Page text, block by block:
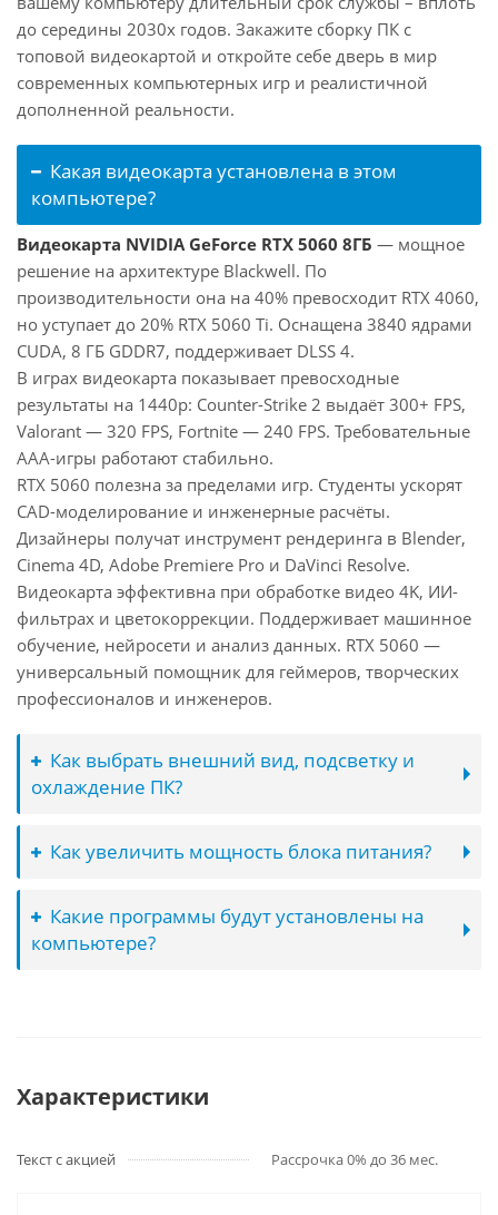
до середины 2030х годов. Закажите сборку ПК с
топовой видеокартой и откройте себе дверь в мир
современных компьютерных игр и реалистичной
дополненной реальности.
Какая видеокарта установлена в этом
компьютере?
Видеокарта NVIDIA GeForce RTX 5060 8ГБ — мощное
решение на архитектуре Blackwell. По
производительности она на 40% превосходит RTX 4060,
но уступает до 20% RTX 5060 Ti. Оснащена 3840 ядрами
CUDA, 8 ГБ GDDR7, поддерживает DLSS 4.
В играх видеокарта показывает превосходные
результаты на 1440p: Counter-Strike 2 выдаёт 300+ FPS,
Valorant — 320 FPS, Fortnite — 240 FPS. Требовательные
AAA-игры работают стабильно.
RTX 5060 полезна за пределами игр. Студенты ускорят
CAD-моделирование и инженерные расчёты.
Дизайнеры получат инструмент рендеринга в Blender,
Cinema 4D, Adobe Premiere Pro и DaVinci Resolve.
Видеокарта эффективна при обработке видео 4K, ИИ-
фильтрах и цветокоррекции. Поддерживает машинное
обучение, нейросети и анализ данных. RTX 5060 —
универсальный помощник для геймеров, творческих
профессионалов и инженеров.
Как выбрать внешний вид, подсветку и
охлаждение ПК?
Как увеличить мощность блока питания?
Какие программы будут установлены на
компьютере?
Характеристики
Текст с акцией Рассрочка 0% до 36 мес.